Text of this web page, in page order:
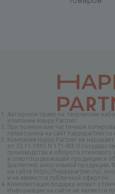
Авторское право на творческие
компании Happy Partner.
При полном или частичном
гиперссылка на сайт happypartner.ru
Компания Happy Partner не
от 22.11.1995 N 171-ФЗ О
производства и оборота этилового
и спиртосодержащей продукции и
(распития) алкогольной
на сайте https://happypartner.ru/,
и не являются публичной офертой.
Комплектация подарка может
Информация на сайте не является